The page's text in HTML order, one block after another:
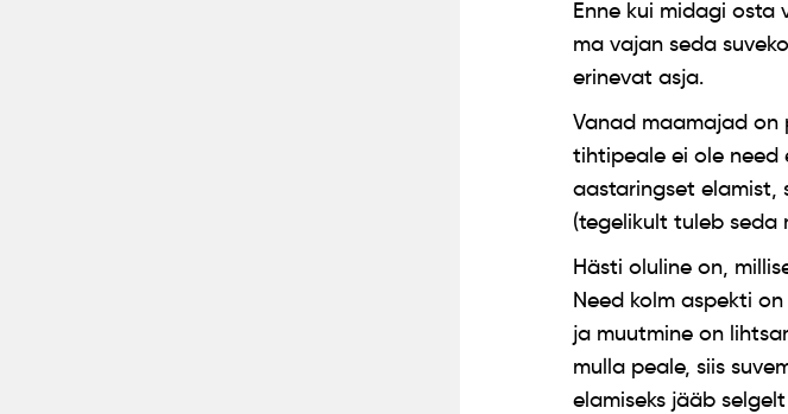
Enne kui midagi osta
ma vajan seda
erinevat asja.
Vanad maamajad on
tihtipeale ei ole
aastaringset elamist,
(tegelikult tuleb seda
Hästi oluline on,
Need kolm aspekti
ja muutmine on
mulla peale, siis
elamiseks jääb